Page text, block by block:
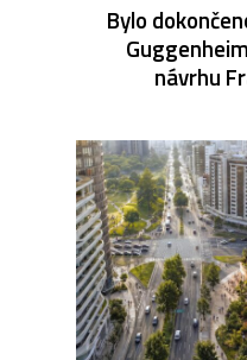
Bylo
návrhu